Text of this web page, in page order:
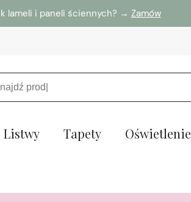
lameli i paneli ściennych? → Zamów
Listwy Tapety Oświetlenie